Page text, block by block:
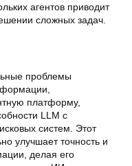
агентов приводит
сложных задач.
проблемы
платформу,
LLM с
систем. Этот
улучшает точность и
делая его